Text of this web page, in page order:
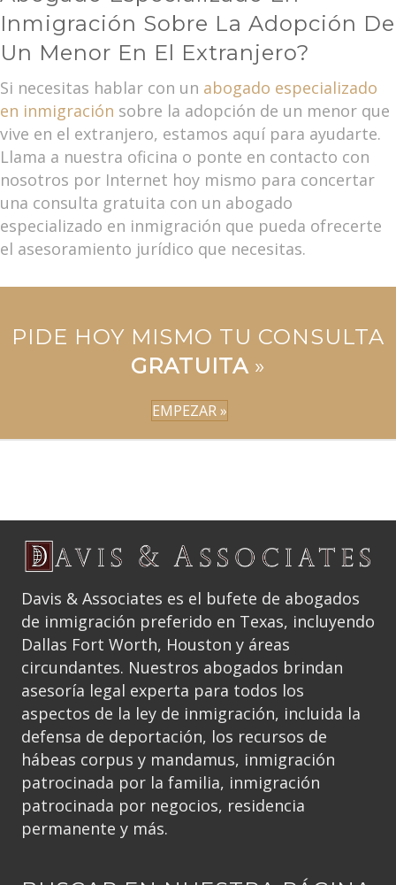
Inmigración Sobre La Adopción De
Un Menor En El Extranjero?
Si necesitas hablar con un abogado especializado
en inmigración sobre la adopción de un menor que
vive en el extranjero, estamos aquí para ayudarte.
Llama a nuestra oficina o ponte en contacto con
nosotros por Internet hoy mismo para concertar
una consulta gratuita con un abogado
especializado en inmigración que pueda ofrecerte
el asesoramiento jurídico que necesitas.
PIDE HOY MISMO TU CONSULTA
GRATUITA»
EMPEZAR »
Davis & Associates es el bufete de abogados
de inmigración preferido en Texas, incluyendo
Dallas Fort Worth, Houston y áreas
circundantes. Nuestros abogados brindan
asesoría legal experta para todos los
aspectos de la ley de inmigración, incluida la
defensa de deportación, los recursos de
hábeas corpus y mandamus, inmigración
patrocinada por la familia, inmigración
patrocinada por negocios, residencia
permanente y más.